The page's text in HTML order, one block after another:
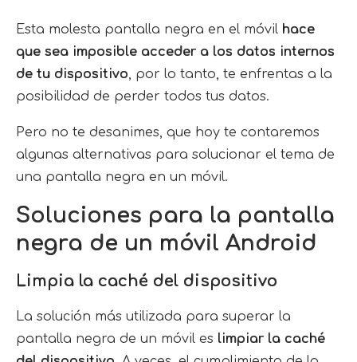
Esta molesta pantalla negra en el móvil hace
que sea imposible acceder a los datos internos
de tu dispositivo, por lo tanto, te enfrentas a la
posibilidad de perder todos tus datos.
Pero no te desanimes, que hoy te contaremos
algunas alternativas para solucionar el tema de
una pantalla negra en un móvil.
Soluciones para la pantalla
negra de un móvil Android
Limpia la caché del dispositivo
La solución más utilizada para superar la
pantalla negra de un móvil es limpiar la caché